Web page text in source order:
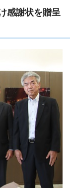
感謝状を贈呈